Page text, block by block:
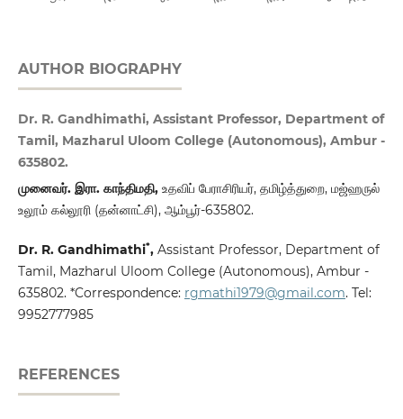
AUTHOR BIOGRAPHY
Dr. R. Gandhimathi, Assistant Professor, Department of
Tamil, Mazharul Uloom College (Autonomous), Ambur -
635802.
முனைவர். இரா. காந்திமதி, உதவிப் பேராசிரியர், தமிழ்த்துறை, மஜ்ஹருல்
உலூம் கல்லூரி (தன்னாட்சி), ஆம்பூர்-635802.
Dr. R. Gandhimathi*, Assistant Professor, Department of
Tamil, Mazharul Uloom College (Autonomous), Ambur -
635802. *Correspondence: rgmathi1979@gmail.com. Tel:
9952777985
REFERENCES